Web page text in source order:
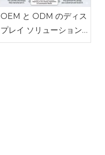
OEM と ODM のディス
プレイ ソリューション:
違いは何ですか? どちら